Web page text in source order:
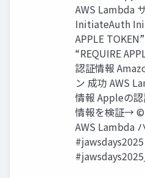
AWS Lambda
InitiateAuth
APPLE
“REQUIRE
認証情報
ン 成功 AWS
情報 Appleの
情報を検証→
AWS Lambda